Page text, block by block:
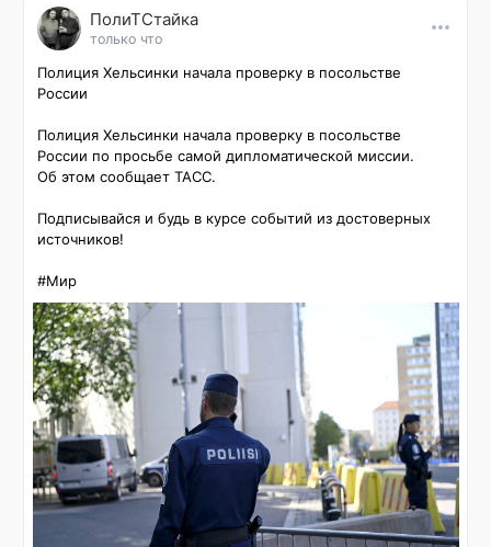
ПолиТСтайка
только что
Полиция Хельсинки начала проверку в посольстве
России
Полиция Хельсинки начала проверку в посольстве
России по просьбе самой дипломатической миссии.
Об этом сообщает ТАСС.
Подписывайся и будь в курсе событий из достоверных
источников!
#Мир